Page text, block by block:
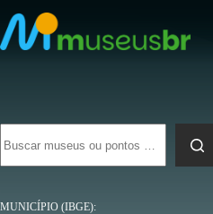
para
o
conteúdo
resultados
MUNICÍPIO (IBGE)